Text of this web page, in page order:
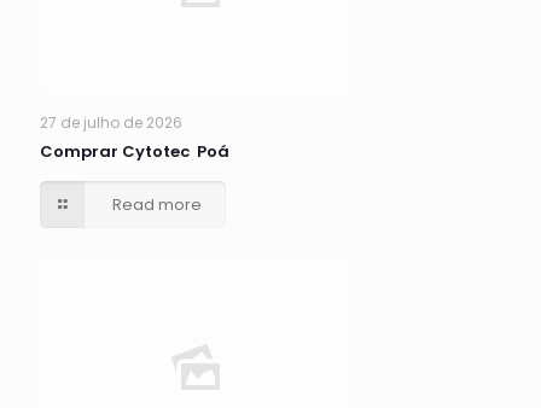
27 de julho de 2026
Comprar Cytotec Poá
Read more